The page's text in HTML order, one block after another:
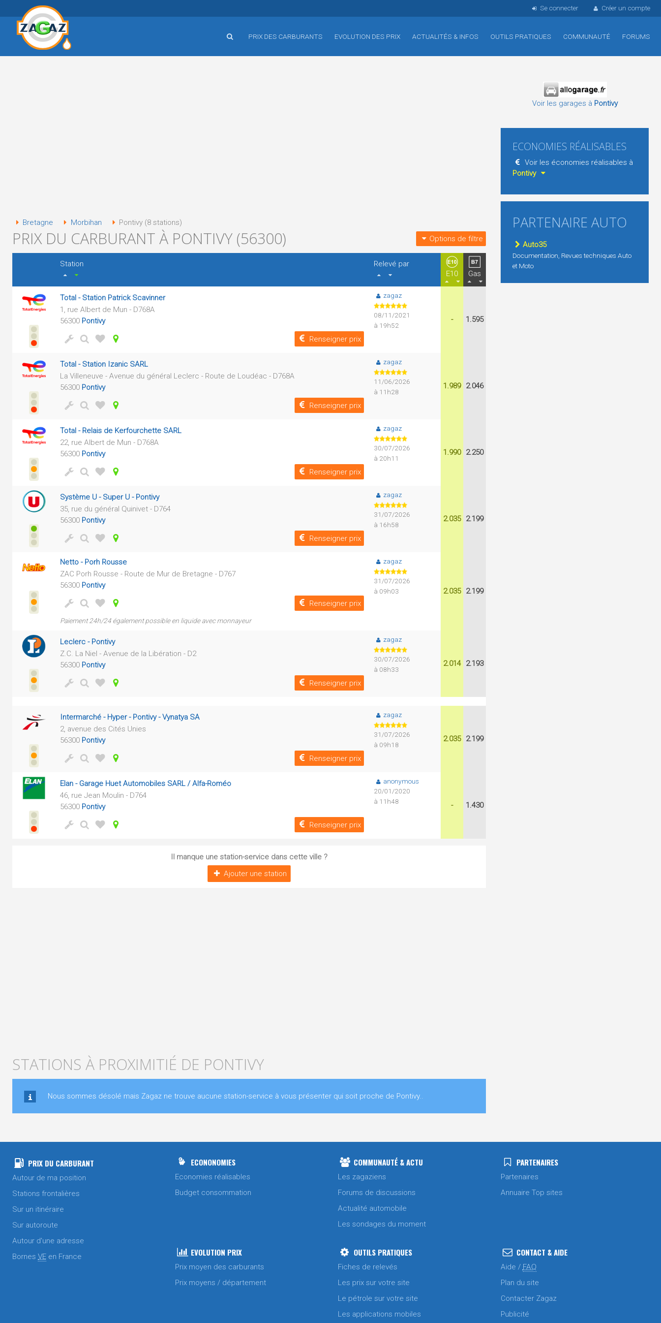
Se connecter Créer un compte
PRIX DES CARBURANTS EVOLUTION DES PRIX ACTUALITÉS & INFOS OUTILS PRATIQUES COMMUNAUTÉ FORUMS
Bretagne Morbihan Pontivy (8 stations)
PRIX DU CARBURANT À PONTIVY (56300) Options de filtre
Station
Relevé par
E10
Gas
Total - Station Patrick Scavinner
1, rue Albert de Mun - D768A
56300 Pontivy
Renseigner prix
zagaz
08/11/2021
à 19h52
- 1.595
Total - Station Izanic SARL
La Villeneuve - Avenue du général Leclerc - Route de Loudéac - D768A
56300 Pontivy
Renseigner prix
zagaz
11/06/2026
à 11h28
1.989 2.046
Total - Relais de Kerfourchette SARL
22, rue Albert de Mun - D768A
56300 Pontivy
Renseigner prix
zagaz
30/07/2026
à 20h11
1.990 2.250
Système U - Super U - Pontivy
35, rue du général Quinivet - D764
56300 Pontivy
Renseigner prix
zagaz
31/07/2026
à 16h58
2.035 2.199
Netto - Porh Rousse
ZAC Porh Rousse - Route de Mur de Bretagne - D767
56300 Pontivy
Renseigner prix
Paiement 24h/24 également possible en liquide avec monnayeur
zagaz
31/07/2026
à 09h03
2.035 2.199
Leclerc - Pontivy
Z.C. La Niel - Avenue de la Libération - D2
56300 Pontivy
Renseigner prix
zagaz
30/07/2026
à 08h33
2.014 2.193
Intermarché - Hyper - Pontivy - Vynatya SA
2, avenue des Cités Unies
56300 Pontivy
Renseigner prix
zagaz
31/07/2026
à 09h18
2.035 2.199
Elan - Garage Huet Automobiles SARL / Alfa-Roméo
46, rue Jean Moulin - D764
56300 Pontivy
Renseigner prix
anonymous
20/01/2020
à 11h48
- 1.430
Il manque une station-service dans cette ville ?
Ajouter une station
STATIONS À PROXIMITIÉ DE PONTIVY
Nous sommes désolé mais Zagaz ne trouve aucune station-service à vous présenter qui soit proche de Pontivy..
Voir les garages à Pontivy
ECONOMIES RÉALISABLES
Voir les économies réalisables à
Pontivy
PARTENAIRE AUTO
Auto35
Documentation, Revues techniques Auto
et Moto
PRIX DU CARBURANT
Autour de ma position
Stations frontalières
Sur un itinéraire
Sur autoroute
Autour d'une adresse
Bornes VE en France
ECONONOMIES
Economies réalisables
Budget consommation
COMMUNAUTÉ & ACTU
Les zagaziens
Forums de discussions
Actualité automobile
Les sondages du moment
PARTENAIRES
Partenaires
Annuaire Top sites
EVOLUTION PRIX
Prix moyen des carburants
Prix moyens / département
OUTILS PRATIQUES
Fiches de relevés
Les prix sur votre site
Le pétrole sur votre site
Les applications mobiles
CONTACT & AIDE
Aide / FAQ
Plan du site
Contacter Zagaz
Publicité